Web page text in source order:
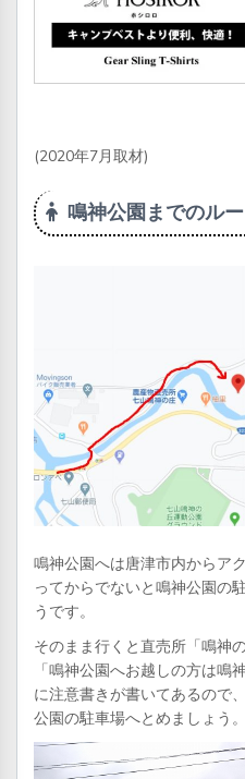
(2020年7月取材)
鳴神公園までのル
鳴神公園へは唐津市内からア
ってからでないと鳴神公園の
うです。
そのまま行くと直売所「鳴神
「鳴神公園へお越しの方は鳴
に注意書きが書いてあるので
公園の駐車場へとめましょう。